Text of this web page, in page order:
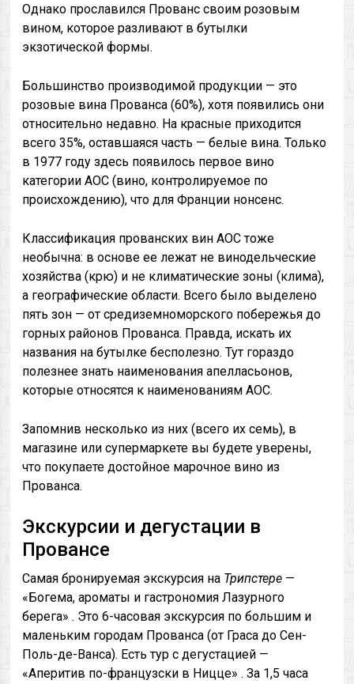
Однако прославился Прованс своим розовым
вином, которое разливают в бутылки
экзотической формы.
Большинство производимой продукции — это
розовые вина Прованса (60%), хотя появились они
относительно недавно. На красные приходится
всего 35%, оставшаяся часть — белые вина. Только
в 1977 году здесь появилось первое вино
категории AOC (вино, контролируемое по
происхождению), что для Франции нонсенс.
Классификация прованских вин AOC тоже
необычна: в основе ее лежат не винодельческие
хозяйства (крю) и не климатические зоны (клима),
а географические области. Всего было выделено
пять зон — от средиземноморского побережья до
горных районов Прованса. Правда, искать их
названия на бутылке бесполезно. Тут гораздо
полезнее знать наименования апелласьонов,
которые относятся к наименованиям AOC.
Запомнив несколько из них (всего их семь), в
магазине или супермаркете вы будете уверены,
что покупаете достойное марочное вино из
Прованса.
Экскурсии и дегустации в
Провансе
Самая бронируемая экскурсия на Трипстере —
«Богема, ароматы и гастрономия Лазурного
берега» . Это 6-часовая экскурсия по большим и
маленьким городам Прованса (от Граса до Сен-
Поль-де-Ванса). Есть тур с дегустацией —
«Аперитив по-французски в Ницце» . За 1,5 часа